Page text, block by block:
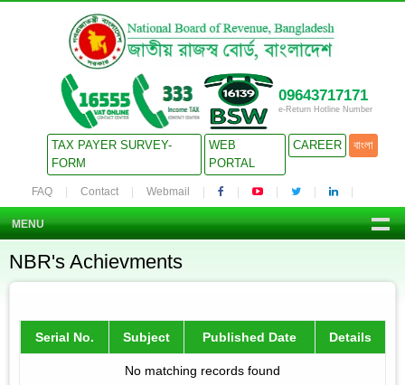
09643717171
e-Return Hotline Number
TAX PAYER SURVEY-
FORM
WEB
PORTAL
CAREER বাংলা
FAQ Contact Webmail
MENU
NBR's Achievments
Serial No. Subject Published Date Details
No matching records found